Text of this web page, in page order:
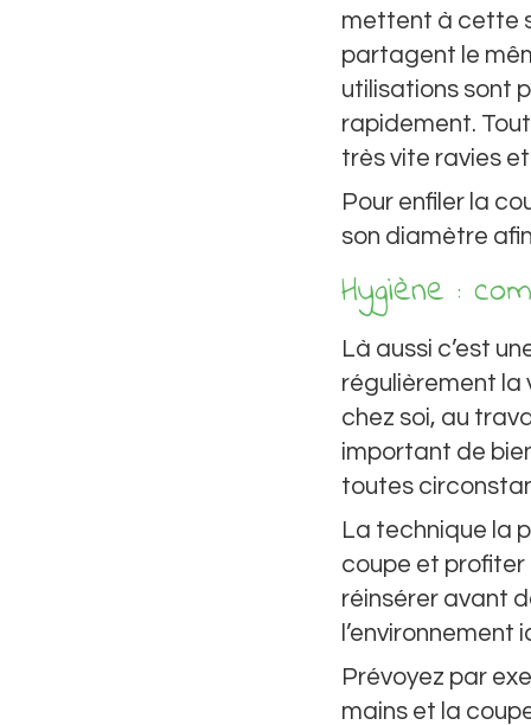
mettent à cette
partagent le
utilisations sont
rapidement.
très vite ravies et
Pour enfiler la
son diamètre
Hygiène :
Là aussi c’est
régulièrement la
chez soi, au
important de
toutes
La technique la
coupe et profiter
réinsérer avant
Prévoyez par
mains et la